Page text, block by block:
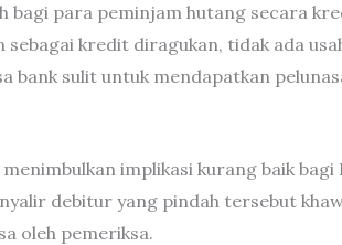
bagi para peminjam hutang secara
kredit diragukan, tidak ada
bank sulit untuk mendapatkan
implikasi kurang baik
debitur yang pindah tersebut
oleh pemeriksa.